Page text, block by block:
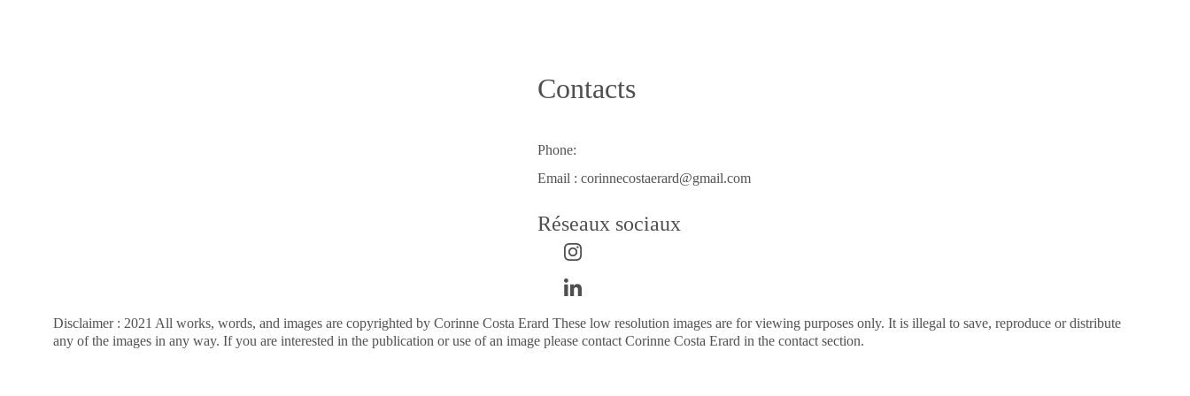
Phone:
Email : corinnecostaerard@gmail.com
Réseaux sociaux
Contacts
Disclaimer : 2021 All works, words, and images are copyrighted by Corinne Costa Erard These low resolution images are for viewing purposes only. It is illegal to save, reproduce or distribute
any of the images in any way. If you are interested in the publication or use of an image please contact Corinne Costa Erard in the contact section.